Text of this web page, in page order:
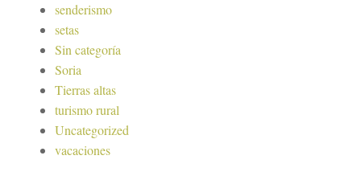
senderismo
setas
Sin categoría
Soria
Tierras altas
turismo rural
Uncategorized
vacaciones